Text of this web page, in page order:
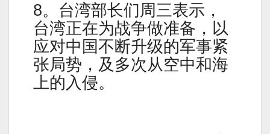
8。台湾部长们周三表示，
台湾正在为战争做准备，以
应对中国不断升级的军事紧
张局势，及多次从空中和海
上的入侵。